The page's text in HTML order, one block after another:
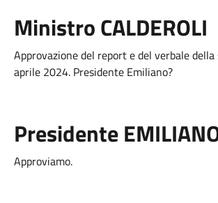
Ministro CALDEROLI
Approvazione del report e del verbale
aprile 2024. Presidente Emiliano?
Presidente
Approviamo.